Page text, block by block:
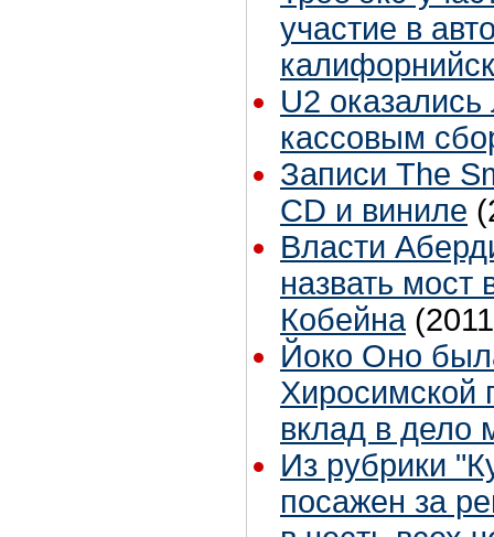
участие в
U2
кассовым
Записи The
CD и виниле
Власти
назвать мост
Кобейна
Йоко Оно
Хиросимской
вклад в дело
Из рубрики
посажен за